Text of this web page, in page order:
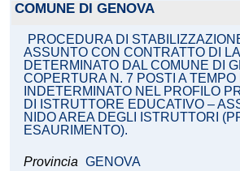
COMUNE DI GENOVA
PROCEDURA DI
ASSUNTO CON CONTRATTO DI
DETERMINATO DAL COMUNE DI
COPERTURA N. 7 POSTI A TEMPO
INDETERMINATO NEL PROFILO
DI ISTRUTTORE EDUCATIVO –
NIDO AREA DEGLI ISTRUTTORI
ESAURIMENTO).
Provincia GENOVA